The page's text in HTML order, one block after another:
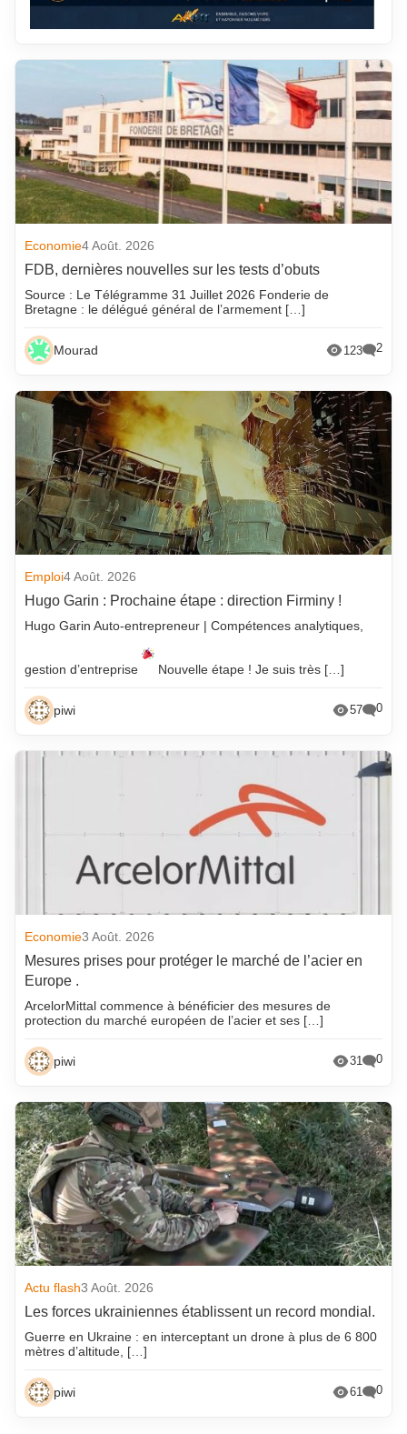
Economie4 Août. 2026
FDB, dernières nouvelles sur les tests d’obuts
Source : Le Télégramme 31 Juillet 2026 Fonderie de
Bretagne : le délégué général de l’armement […]
Mourad 123 2
Emploi4 Août. 2026
Hugo Garin : Prochaine étape : direction Firminy !
Hugo Garin Auto-entrepreneur | Compétences analytiques,
gestion d’entreprise Nouvelle étape ! Je suis très […]
piwi 57 0
Economie3 Août. 2026
Mesures prises pour protéger le marché de l’acier en
Europe .
ArcelorMittal commence à bénéficier des mesures de
protection du marché européen de l’acier et ses […]
piwi 31 0
Actu flash3 Août. 2026
Les forces ukrainiennes établissent un record mondial.
Guerre en Ukraine : en interceptant un drone à plus de 6 800
mètres d’altitude, […]
piwi 61 0